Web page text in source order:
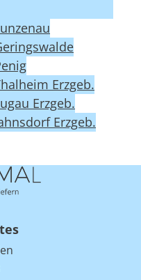
Erzgeb.
Erzgeb.
Erzgeb.